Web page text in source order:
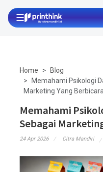
☰
Home
Blog
Memahami Psikologi
Marketing Yang Berbicara
Memahami
Sebagai
24 Apr 2026 Citra Mandiri